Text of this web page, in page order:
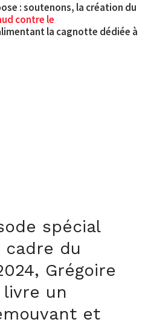
: soutenons, la création du
contre le
la cagnotte dédiée à
spécial
du
Grégoire
un
et